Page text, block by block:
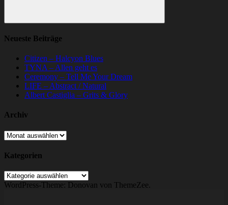
Suchen
Neueste Beiträge
Citizen – Halcyon Blues
TYNA – Allen geht es
Ceremony – Tell Me Your Dream
LIFE – Abstract / Natural
Albert Castiglia – Grits & Glory
Archiv
Archiv
Kategorien
Kategorien
WordPress-Theme: Donovan von ThemeZee.